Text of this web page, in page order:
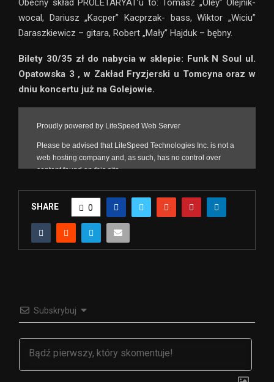
Obecny skład PROLETARYAT’u to: Tomasz „Oley” Olejnik-
wocal, Dariusz „Kacper” Kacprzak- bass, Wiktor „Wiciu”
Daraszkiewicz – gitara, Robert „Mały” Hajduk – bębny.
Bilety 30/35 zł do nabycia w sklepie: Funk N Soul ul.
Opatowska 3 , w Zakład Fryzjerski u Tomcyna oraz w
dniu koncertu już na Golejowie.
SHARE 0
Subskrybuj